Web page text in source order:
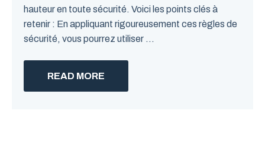
hauteur en toute sécurité. Voici les points clés à
retenir : En appliquant rigoureusement ces règles de
sécurité, vous pourrez utiliser ...
READ MORE